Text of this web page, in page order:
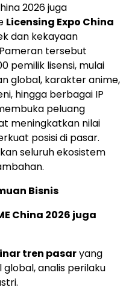
2026 juga
Licensing Expo China
dan kekayaan
tersebut
pemilik lisensi, mulai
global, karakter anime,
hingga berbagai IP
peluang
meningkatkan nilai
posisi di pasar.
seluruh ekosistem
Bisnis
China 2026 juga
tren pasaryang
analis perilaku